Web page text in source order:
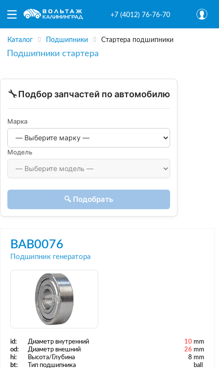
+7 (4012) 76-76-70
Каталог Подшипники Стартера подшипники
Подшипники стартера
🔧Подбор запчастей по автомобилю
Марка
Модель
🔍 Подобрать
BAB0076
Подшипник генератора
id: Диаметр внутренний 10 mm
od:
Диаметр внешний 26 mm
hi:
Высота/Глубина
8 mm
bt:
Тип подшипника
ball